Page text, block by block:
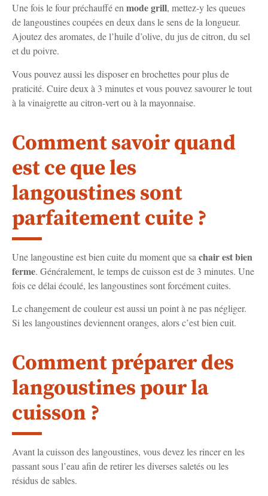
Une fois le four préchauffé enmode grill, mettez-y les queues
de langoustines coupées en deux dans le sens de la longueur.
Ajoutez des aromates, de l’huile d’olive, du jus de citron, du sel
et du poivre.
Vous pouvez aussi les disposer en brochettes pour plus de
praticité. Cuire deux à 3 minutes et vous pouvez savourer le tout
à la vinaigrette au citron-vert ou à la mayonnaise.
Comment savoir quand
est ce que les
langoustines sont
parfaitement cuite ?
Une langoustine est bien cuite du moment que sa chair est bien
ferme. Généralement, le temps de cuisson est de 3 minutes. Une
fois ce délai écoulé, les langoustines sont forcément cuites.
Le changement de couleur est aussi un point à ne pas négliger.
Si les langoustines deviennent oranges, alors c’est bien cuit.
Comment préparer des
langoustines pour la
cuisson ?
Avant la cuisson des langoustines, vous devez les rincer en les
passant sous l’eau afin de retirer les diverses saletés ou les
résidus de sables.